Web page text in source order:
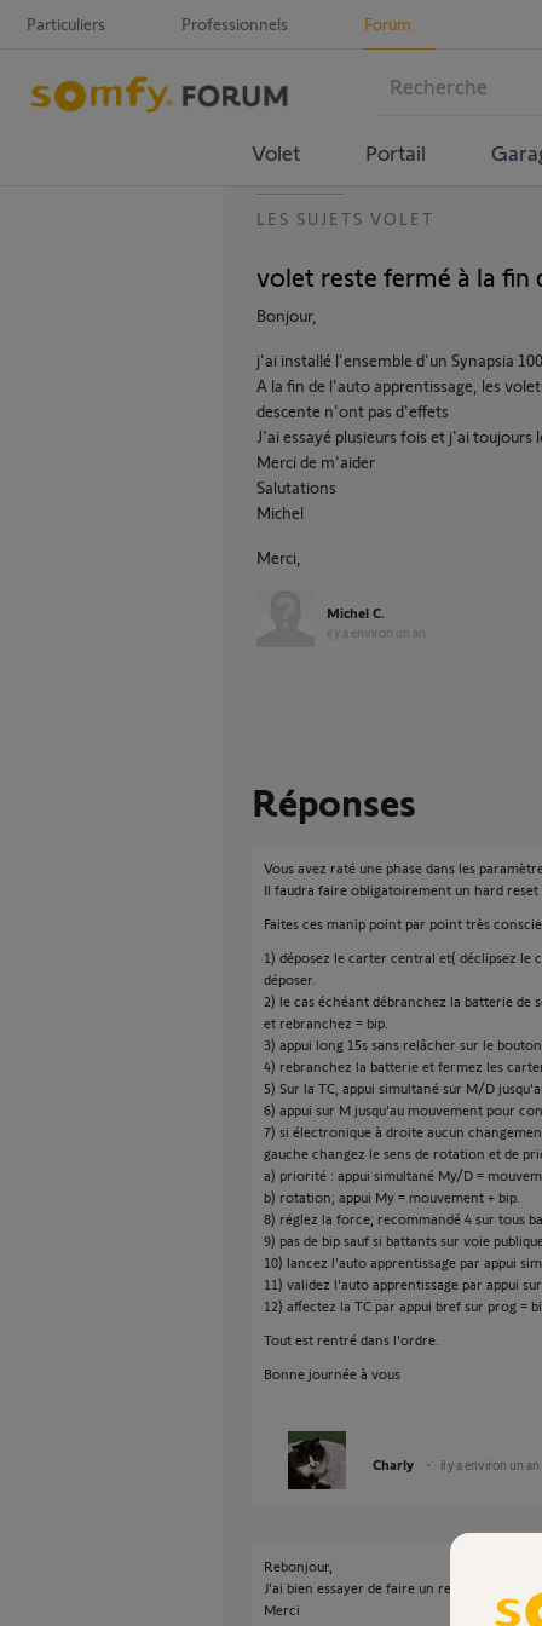
Particuliers Professionnels Forum
Volet Portail
LES SUJETS VOLET
volet reste fermé à la fin
Bonjour,
j'ai installé l'ensemble d'un Synapsia
A la fin de l'auto apprentissage, les
descente n'ont pas d'effets
J'ai essayé plusieurs fois et j'ai toujours
Merci de m'aider
Salutations
Michel
Merci,
Michel C.
il y a environ un an
Réponses
Vous avez raté une phase dans les
Il faudra faire obligatoirement un hard
Faites ces manip point par point très
1) déposez le carter central et( déclipsez
déposer.
2) le cas échéant débranchez la batterie de
et rebranchez = bip.
3) appui long 15s sans relâcher sur le
4) rebranchez la batterie et fermez les
5) Sur la TC, appui simultané sur M/D
6) appui sur M jusqu'au mouvement pour
7) si électronique à droite aucun
gauche changez le sens de rotation et de
a) priorité : appui simultané My/D =
b) rotation; appui My = mouvement + bip.
8) réglez la force; recommandé 4 sur tous
9) pas de bip sauf si battants sur voie
10) lancez l'auto apprentissage par appui
11) validez l'auto apprentissage par appui
12) affectez la TC par appui bref sur prog =
Tout est rentré dans l'ordre.
Bonne journée à vous
Charly il y a environ un an
Rebonjour,
J'ai bien essayer de faire un reset mais je
Merci